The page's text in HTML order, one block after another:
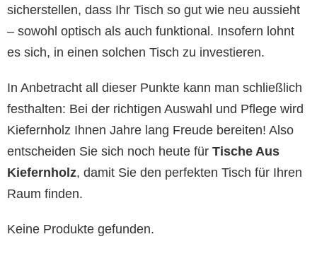
sicherstellen, dass Ihr Tisch so gut wie neu aussieht
– sowohl optisch als auch funktional. Insofern lohnt
es sich, in einen solchen Tisch zu investieren.
In Anbetracht all dieser Punkte kann man schließlich
festhalten: Bei der richtigen Auswahl und Pflege wird
Kiefernholz Ihnen Jahre lang Freude bereiten! Also
entscheiden Sie sich noch heute für Tische Aus
Kiefernholz, damit Sie den perfekten Tisch für Ihren
Raum finden.
Keine Produkte gefunden.